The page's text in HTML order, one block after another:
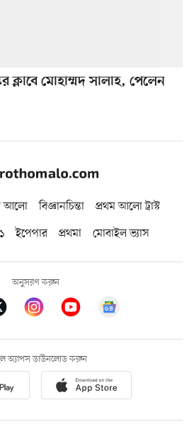
ক্লাবে মোহাম্মদ সালাহ, পেলেন
আলো বিজ্ঞানচিন্তা
প্রথম আলো ট্রাস্ট
ইপেপার প্রথমা মোবাইল ভ্যাস
অনুসরণ করুন
অ্যাপস ডাউনলোড করুন